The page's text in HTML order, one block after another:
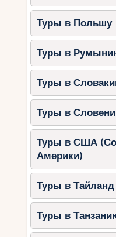
Туры в Польшу
Туры в
Туры в
Туры в
Туры в США
Америки)
Туры в
Туры в